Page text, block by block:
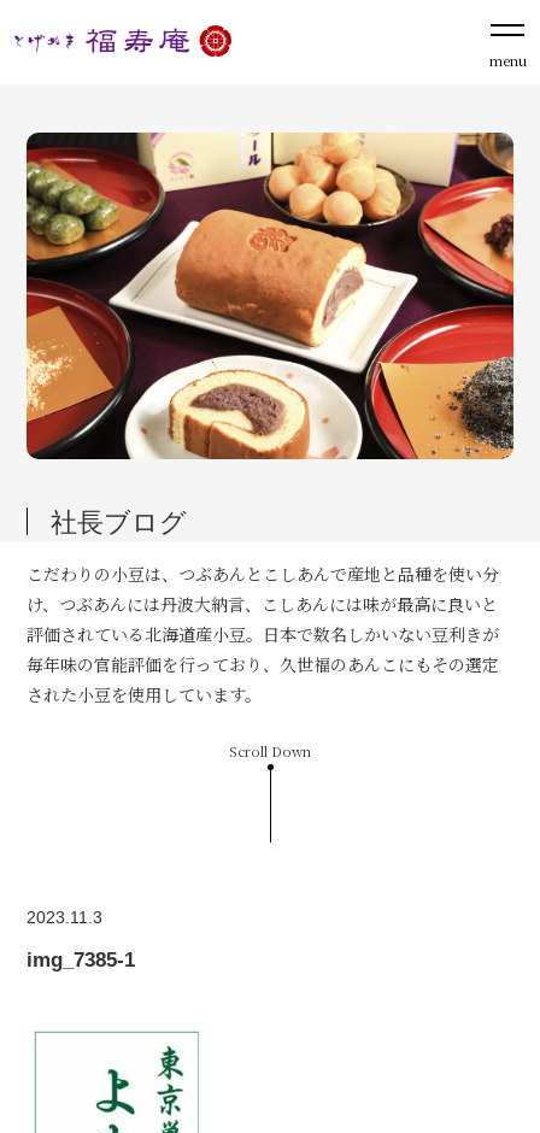
menu
社長ブログ
こだわりの小豆は、つぶあんとこしあんで産地と品種を使い分
け、つぶあんには丹波大納言、こしあんには味が最高に良いと
評価されている北海道産小豆。日本で数名しかいない豆利きが
毎年味の官能評価を行っており、久世福のあんこにもその選定
された小豆を使用しています。
Scroll Down
2023.11.3
img_7385-1